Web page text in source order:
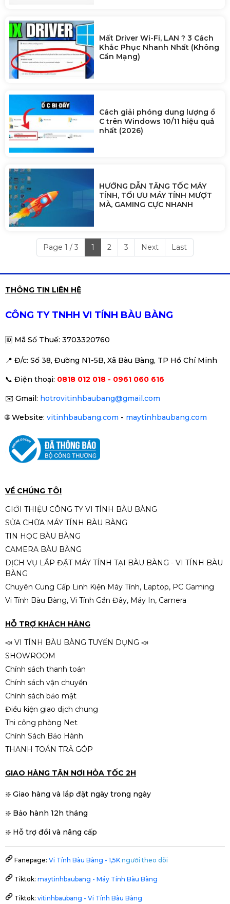
Mất Driver Wi-Fi, LAN ? 3 Cách
Khắc Phục Nhanh Nhất (Không
Cần Mạng)
Cách giải phóng dung lượng ổ
C trên Windows 10/11 hiệu quả
nhất (2026)
HƯỚNG DẪN TĂNG TỐC MÁY
TÍNH, TỐI ƯU MÁY TÍNH MƯỢT
MÀ, GAMING CỰC NHANH
Page 1 / 3 1 2 3 Next Last
THÔNG TIN LIÊN HỆ
CÔNG TY TNHH VI TÍNH BÀU BÀNG
🆔 Mã Số Thuế: 3703320760
📍 Đ/c: Số 38, Đường N1-5B, Xã Bàu Bàng, TP Hồ Chí Minh
📞 Điện thoại: 0818 012 018 - 0961 060 616
✉️ Gmail: hotrovitinhbaubang@gmail.com
🌐Website: vitinhbaubang.com - maytinhbaubang.com
VỀ CHÚNG TÔI
GIỚI THIỆU CÔNG TY VI TÍNH BÀU BÀNG
SỬA CHỮA MÁY TÍNH BÀU BÀNG
TIN HỌC BÀU BÀNG
CAMERA BÀU BÀNG
DỊCH VỤ LẮP ĐẶT MÁY TÍNH TẠI BÀU BÀNG - VI TÍNH BÀU
BÀNG
Chuyên Cung Cấp Linh Kiện Máy Tính, Laptop, PC Gaming
Vi Tính Bàu Bàng, Vi Tính Gần Đây, Máy In, Camera
HỖ TRỢ KHÁCH HÀNG
📣 VI TÍNH BÀU BÀNG TUYỂN DỤNG 📣
SHOWROOM
Chính sách thanh toán
Chính sách vận chuyển
Chính sách bảo mật
Điều kiện giao dịch chung
Thi công phòng Net
Chính Sách Bảo Hành
THANH TOÁN TRẢ GÓP
GIAO HÀNG TẬN NƠI HỎA TỐC 2H
❇️ Giao hàng và lắp đặt ngày trong ngày
❇️ Bảo hành 12h tháng
❇️ Hỗ trợ đổi và nâng cấp
Fanepage: Vi Tính Bàu Bàng - 1,5K người theo dõi
Tiktok: maytinhbaubang - Máy Tính Bàu Bàng
Tiktok: vitinhbaubang - Vi Tính Bàu Bàng